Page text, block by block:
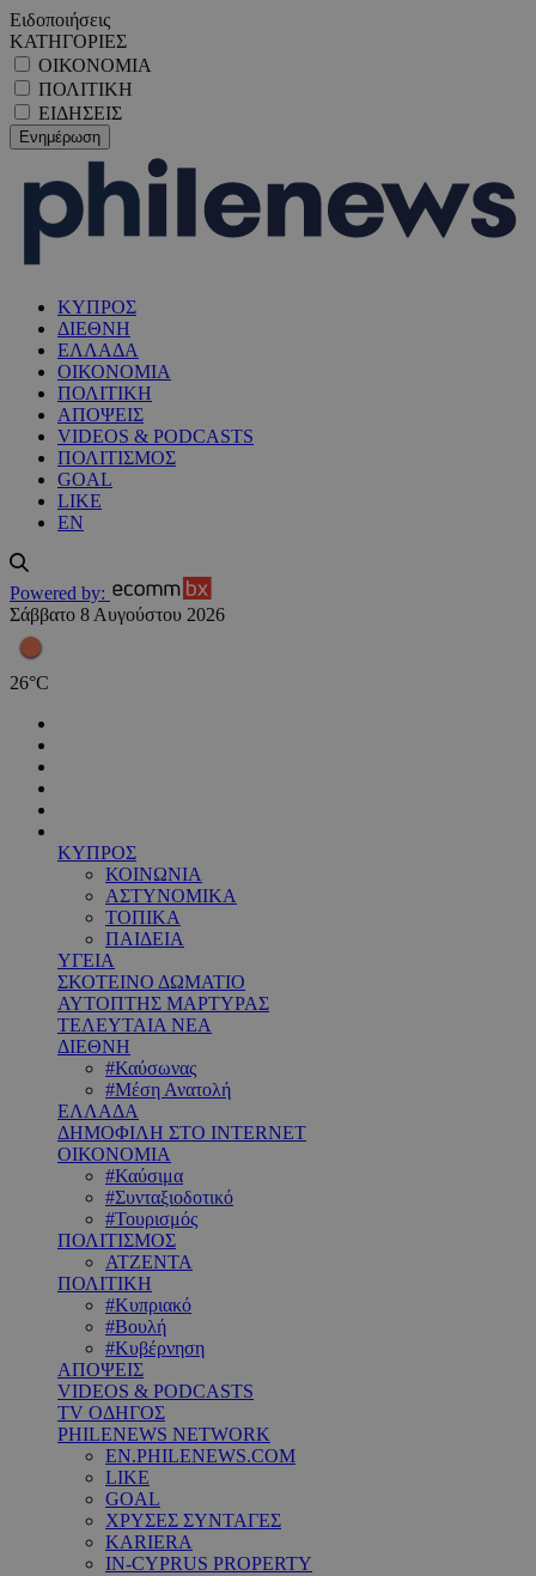
Ειδοποιήσεις
ΚΑΤΗΓΟΡΙΕΣ
ΟΙΚΟΝΟΜΙΑ
ΠΟΛΙΤΙΚΗ
ΕΙΔΗΣΕΙΣ
ΚΥΠΡΟΣ
ΔΙΕΘΝΗ
ΕΛΛΑΔΑ
ΟΙΚΟΝΟΜΙΑ
ΠΟΛΙΤΙΚΗ
ΑΠΟΨΕΙΣ
VIDEOS & PODCASTS
ΠΟΛΙΤΙΣΜΟΣ
GOAL
LIKE
EN
Powered by:
Σάββατο 8 Αυγούστου 2026
26°C
ΚΥΠΡΟΣ
ΚΟΙΝΩΝΙΑ
ΑΣΤΥΝΟΜΙΚΑ
ΤΟΠΙΚΑ
ΠΑΙΔΕΙΑ
ΥΓΕΙΑ
ΣΚΟΤΕΙΝΟ ΔΩΜΑΤΙΟ
ΑΥΤΟΠΤΗΣ ΜΑΡΤΥΡΑΣ
ΤΕΛΕΥΤΑΙΑ ΝΕΑ
ΔΙΕΘΝΗ
#Καύσωνας
#Μέση Ανατολή
ΕΛΛΑΔΑ
ΔΗΜΟΦΙΛΗ ΣΤΟ INTERNET
ΟΙΚΟΝΟΜΙΑ
#Καύσιμα
#Συνταξιοδοτικό
#Τουρισμός
ΠΟΛΙΤΙΣΜΟΣ
ΑΤΖΕΝΤΑ
ΠΟΛΙΤΙΚΗ
#Κυπριακό
#Βουλή
#Κυβέρνηση
ΑΠΟΨΕΙΣ
VIDEOS & PODCASTS
TV ΟΔΗΓΟΣ
PHILENEWS NETWORK
EN.PHILENEWS.COM
LIKE
GOAL
ΧΡΥΣΕΣ ΣΥΝΤΑΓΕΣ
KARIERA
IN-CYPRUS PROPERTY